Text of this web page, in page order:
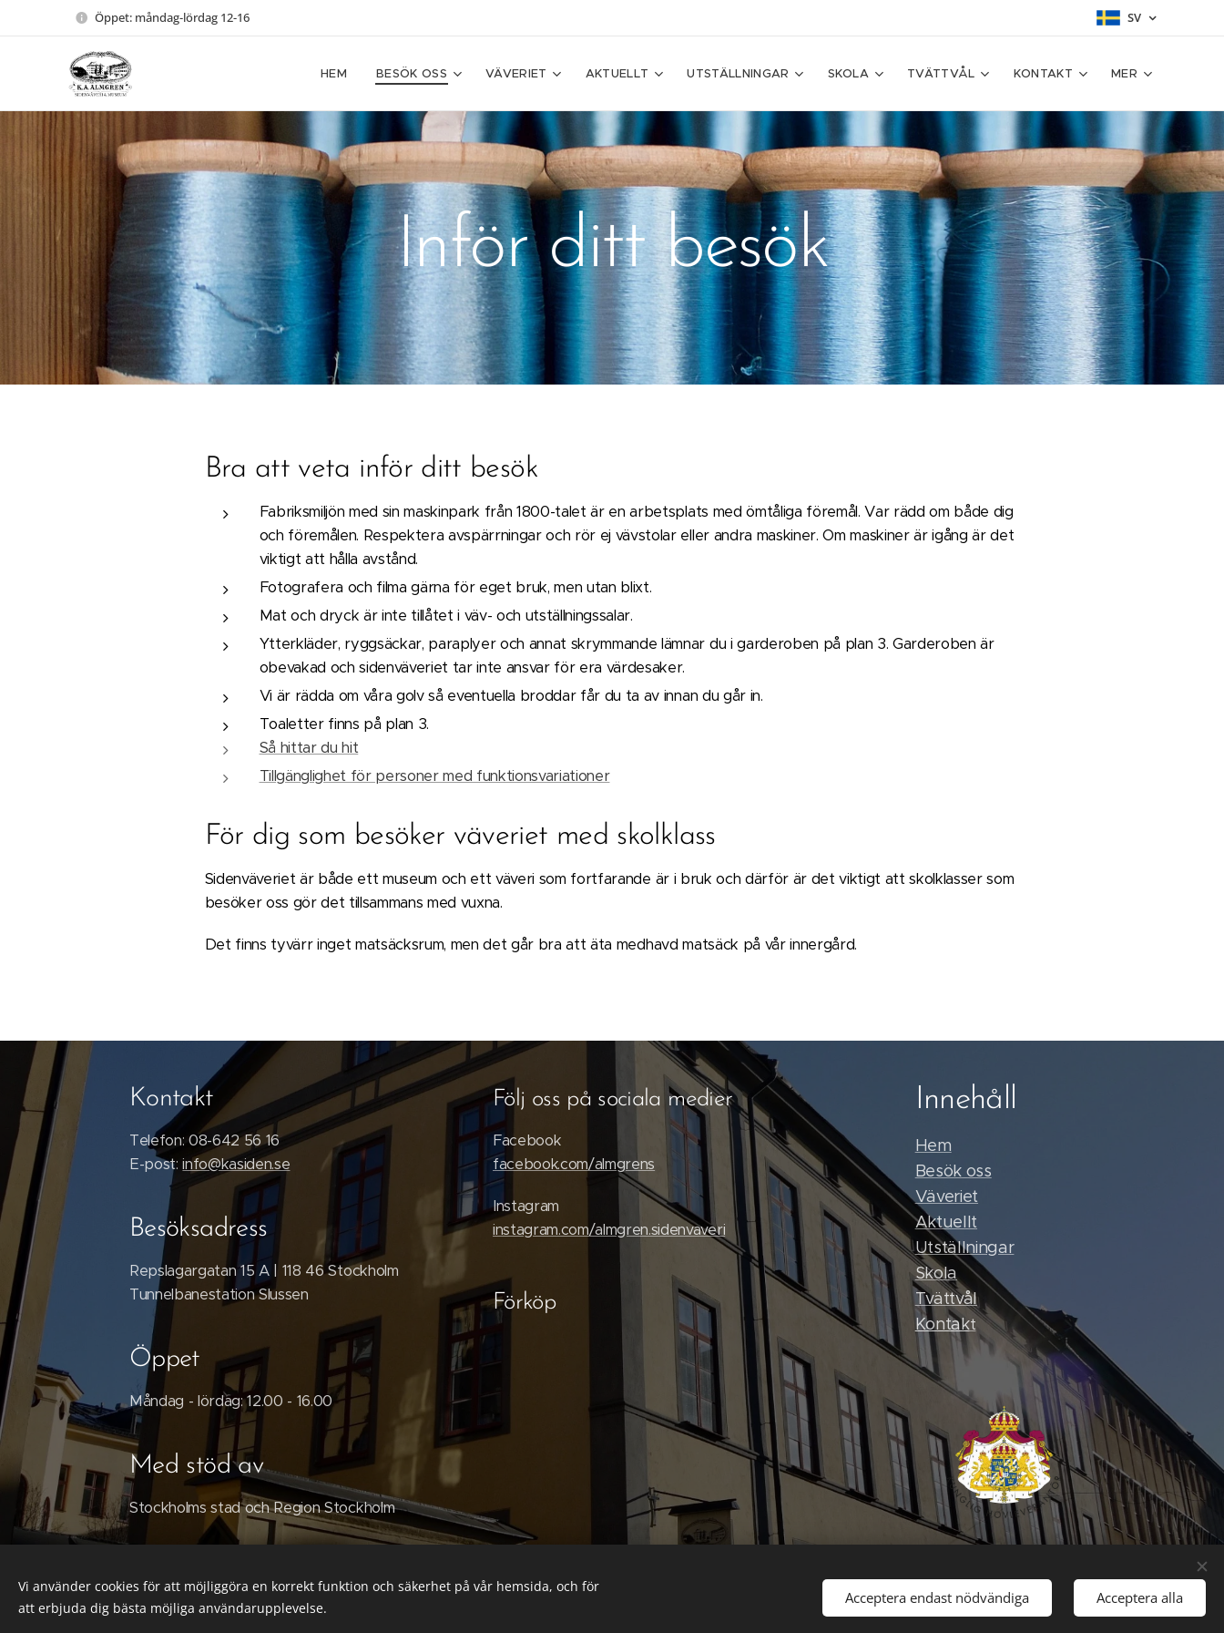
Öppet: måndag-lördag 12-16 SV
HEM BESÖK OSS VÄVERIET AKTUELLT UTSTÄLLNINGAR SKOLA TVÄTTVÅL KONTAKT MER
Inför ditt besök
Bra att veta inför ditt besök
Fabriksmiljön med sin maskinpark från 1800-talet är en arbetsplats med ömtåliga föremål. Var rädd om både dig
och föremålen. Respektera avspärrningar och rör ej vävstolar eller andra maskiner. Om maskiner är igång är det
viktigt att hålla avstånd.
Fotografera och filma gärna för eget bruk, men utan blixt.
Mat och dryck är inte tillåtet i väv- och utställningssalar.
Ytterkläder, ryggsäckar, paraplyer och annat skrymmande lämnar du i garderoben på plan 3. Garderoben är
obevakad och sidenväveriet tar inte ansvar för era värdesaker.
Vi är rädda om våra golv så eventuella broddar får du ta av innan du går in.
Toaletter finns på plan 3.
Så hittar du hit
Tillgänglighet för personer med funktionsvariationer
För dig som besöker väveriet med skolklass
Sidenväveriet är både ett museum och ett väveri som fortfarande är i bruk och därför är det viktigt att skolklasser som
besöker oss gör det tillsammans med vuxna.
Det finns tyvärr inget matsäcksrum, men det går bra att äta medhavd matsäck på vår innergård.
Kontakt
Telefon: 08-642 56 16
E-post:info@kasiden.se
Besöksadress
Repslagargatan 15 A | 118 46 Stockholm
Tunnelbanestation Slussen
Öppet
Måndag - lördag: 12.00 - 16.00
Med stöd av
Stockholms stad och Region Stockholm
Följ oss på sociala medier
Facebook
facebook.com/almgrens
Instagram
instagram.com/almgren.sidenvaveri
Förköp
Innehåll
Hem
Besök oss
Väveriet
Aktuellt
Utställningar
Skola
Tvättvål
Kontakt
Vi använder cookies för att möjliggöra en korrekt funktion och säkerhet på vår hemsida, och för
att erbjuda dig bästa möjliga användarupplevelse.
Acceptera endast nödvändiga Acceptera alla